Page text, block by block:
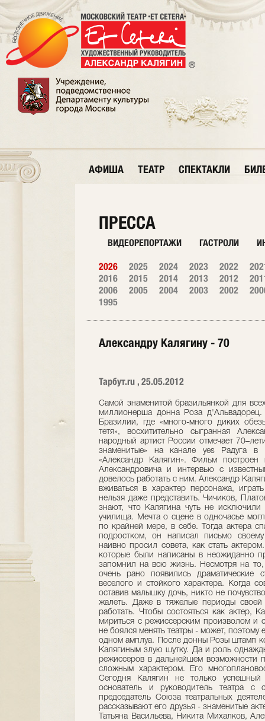
АФИША ТЕАТР СПЕКТАКЛИ
ПРЕССА
ВИДЕОРЕПОРТАЖИ ГАСТРОЛИ
2026 2025 2024 2023 2022
2016
2015 2014 2013 2012
2006
2005 2004 2003 2002
1995
Александру Калягину - 70
Тарбут.ru , 25.05.2012
Самой знаменитой бразильянкой для
миллионерша донна Роза
Бразилии, где «много-много диких
тетя», восхитительно сыгранная
народный артист России отмечает
знаменитые» на канале yes Радуга в
«Александр Калягин». Фильм построен
Александровича и интервью с
довелось работать с ним. Александр
вживаться в характер персонажа,
нельзя даже представить. Чичиков,
знают, что Калягина чуть не
училища. Мечта о сцене в одночасье
по крайней мере, в себе. Тогда актера
подростком, он написал письмо
наивно просил совета, как стать
которые были написаны в неожиданно
запомнил на всю жизнь. Несмотря на
очень рано появились драматические
веселого и стойкого характера. Когда
оставив малышку дочь, никто не
жалеть. Даже в тяжелые периоды
работать. Чтобы состояться как актер,
мириться с режиссерским произволом
не боялся менять театры - может, поэтому
одном амплуа. После донны Розы штамп
Калягиным злую шутку. Да и роль
режиссеров в дальнейшем возможности
сложным характером. Его
Сегодня Калягин не только
основатель и руководитель театра с
председатель Союза театральных
рассказывают его друзья - знаменитые
Татьяна Васильева, Никита Михалков,